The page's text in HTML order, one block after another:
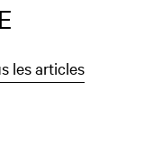
les articles